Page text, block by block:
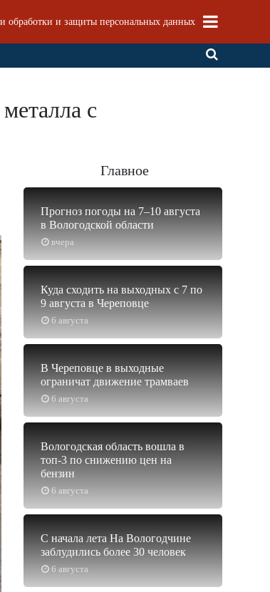
обработки и защиты персональных данных
с
Главное
вчера
Прогноз погоды на 7–10 августа
в Вологодской области
6 августа
Куда сходить на выходных с 7 по
9 августа в Череповце
6 августа
В Череповце в выходные
ограничат движение трамваев
6 августа
Вологодская область вошла в
топ-3 по снижению цен на
бензин
6 августа
С начала лета На Вологодчине
заблудились более 30 человек